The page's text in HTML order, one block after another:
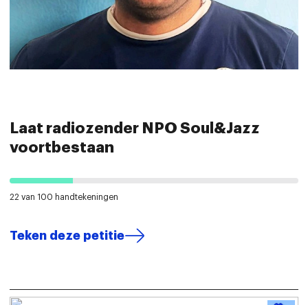
Laat radiozender NPO Soul&Jazz
voortbestaan
22 van 100 handtekeningen
Teken deze petitie